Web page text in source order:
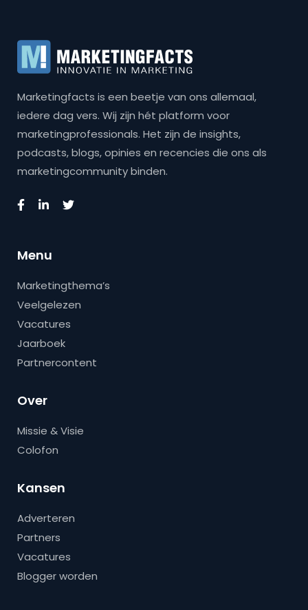
Marketingfacts is een beetje van ons allemaal,
iedere dag vers. Wij zijn hét platform voor
marketingprofessionals. Het zijn de insights,
podcasts, blogs, opinies en recencies die ons als
marketingcommunity binden.
Menu
Marketingthema’s
Veelgelezen
Vacatures
Jaarboek
Partnercontent
Over
Missie & Visie
Colofon
Kansen
Adverteren
Partners
Vacatures
Blogger worden